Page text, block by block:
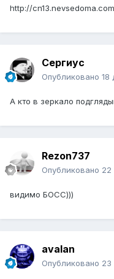
http://
Сергиус
Опубликовано 18
А кто в зеркало
Rezon737
Опубликовано 22
видимо БОСС)))
avalan
Опубликовано 23